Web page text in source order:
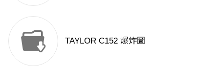
TAYLOR C152 爆炸圖